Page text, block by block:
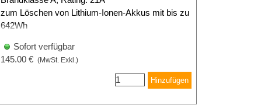
zum Löschen von Lithium-Ionen-Akkus mit bis zu
642Wh
Sofort verfügbar
145.00 € (MwSt. Exkl.)
Hinzufügen